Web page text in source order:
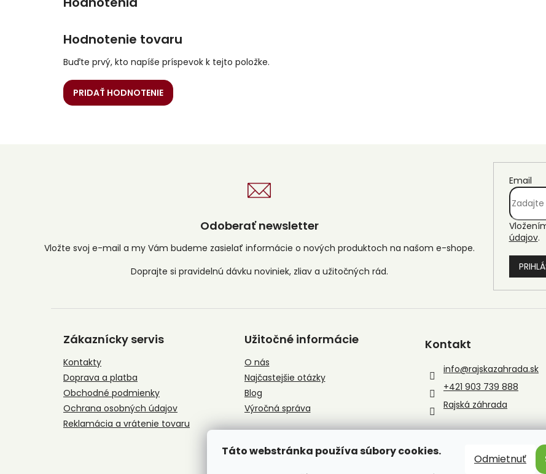
Táto webstránka používa súbory cookies.
Odmietnuť
Hodnotenie tovaru
Buďte prvý, kto napíše príspevok k tejto položke.
PRIDAŤ HODNOTENIE
Odoberať newsletter
Vložte svoj e-mail a my Vám budeme zasielať informácie o nových produktoch na našom e-shope.
Email
údajov.
Zákaznícky servis
Kontakty
Doprava a platba
Obchodné podmienky
Ochrana osobných údajov
Reklamácia a vrátenie tovaru
Užitočné informácie
O nás
Najčastejšie otázky
Blog
Výročná správa
Kontakt
info@rajskazahrada.sk
+421 903 739 888
Rajská záhrada